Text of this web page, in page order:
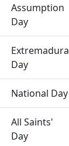
Assumption
Day
Extremadura
Day
National Day
All Saints'
Day